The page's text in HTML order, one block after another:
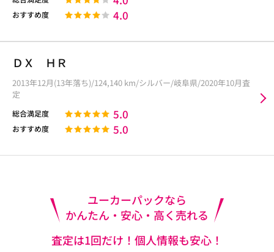
おすすめ度 4.0
ＤＸ ＨＲ
2013年12月(13年落ち)/124,140 km/シルバー/岐阜県/2020年10月査
定
総合満足度 5.0
おすすめ度 5.0
ユーカーパックなら
かんたん・安心・高く売れる
査定は1回だけ！個人情報も安心！